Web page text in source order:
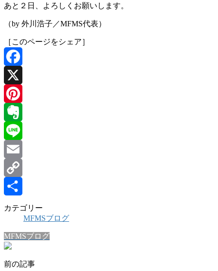
あと２日、よろしくお願いします。
（by 外川浩子／MFMS代表）
［このページをシェア］
Facebook
X
Pinterest
Evernote
Line
Email
Copy
Link
共
カテゴリー
MFMSブログ
MFMSブログ
前の記事